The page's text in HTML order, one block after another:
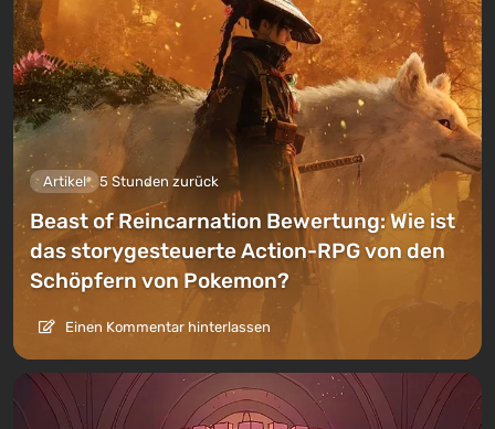
Artikel 5 Stunden zurück
Beast of Reincarnation Bewertung: Wie ist
das storygesteuerte Action-RPG von den
Schöpfern von Pokemon?
Einen Kommentar hinterlassen